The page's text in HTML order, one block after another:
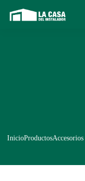
InicioProductos